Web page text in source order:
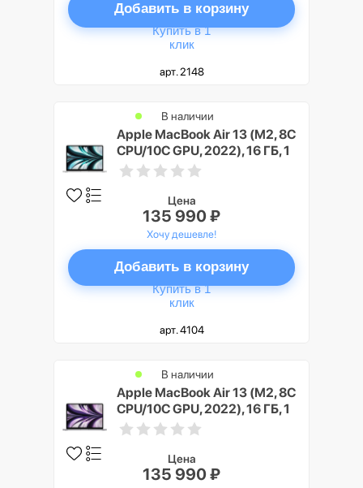
Добавить в корзину
Купить в 1
клик
арт. 2148
Apple MacBook Air 13 (M2, 8C
CPU/10C GPU, 2022), 16 ГБ, 1
ТБ SSD, Cеребристый (Silver)
В наличии
Цена
135 990 ₽
Хочу дешевле!
Добавить в корзину
Купить в 1
клик
арт. 4104
Apple MacBook Air 13 (M2, 8C
CPU/10C GPU, 2022), 16 ГБ, 1
ТБ SSD, Cерый космос (Space
В наличии
Цена
135 990 ₽